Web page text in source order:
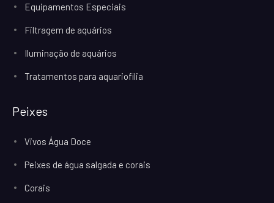
Equipamentos Especiais
Filtragem de aquários
Iluminação de aquários
Tratamentos para aquariofilia
Peixes
Vivos Água Doce
Peixes de água salgada e corais
Corais